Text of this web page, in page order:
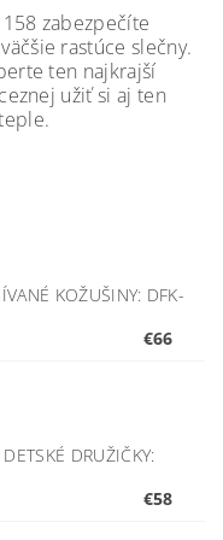
zabezpečíte
rastúce slečny.
ten najkrajší
užiť si aj ten
KOŽUŠINY: DFK-
€66
DRUŽIČKY:
€58